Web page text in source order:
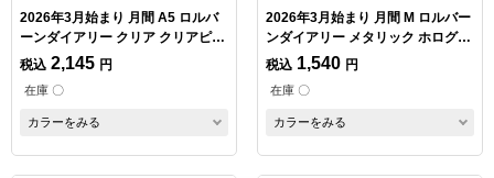
2026年3月始まり 月間 A5 ロルバ
ーンダイアリー クリア クリアピン
ク
税込 2,145 円
在庫 〇
カラーをみる
2026年3月始まり 月間 M ロルバー
ンダイアリー メタリック ホログラ
ム
税込 1,540 円
在庫 〇
カラーをみる